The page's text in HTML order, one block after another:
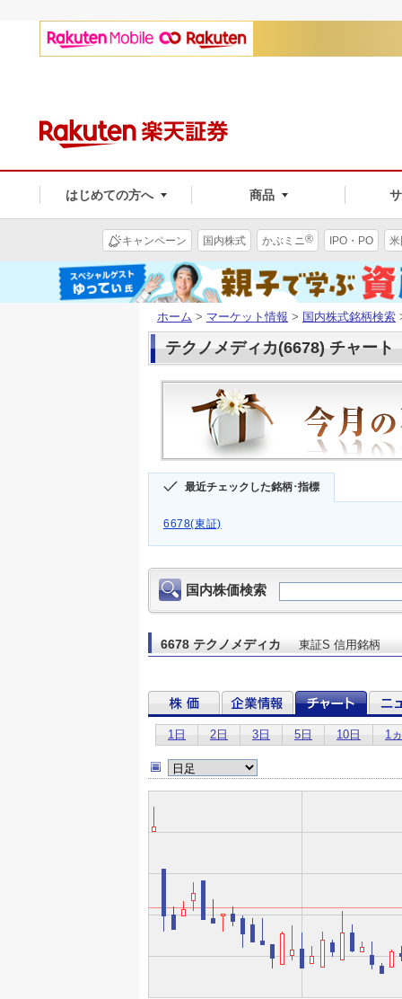
はじめての方へ 商品
キャンペーン 国内株式 かぶミニ® IPO・PO
ホーム > マーケット情報 > 国内株式銘柄検索
テクノメディカ(6678) チャート
最近チェックした銘柄･指標
6678(東証)